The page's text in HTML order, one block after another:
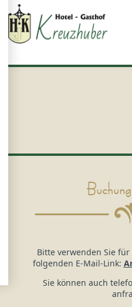
Bitte verwenden Sie
folgenden E-Mail-Link:
Sie können auch